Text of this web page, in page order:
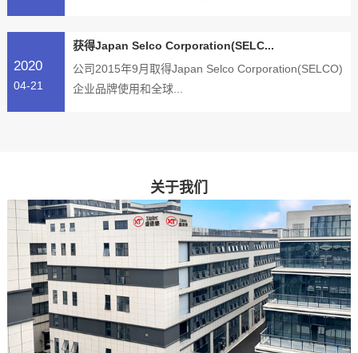
2020
04-21
获得Japan Selco Corporation(SELC...
公司2015年9月取得Japan Selco Corporation(SELCO)
企业品牌使用和全球...
关于我们